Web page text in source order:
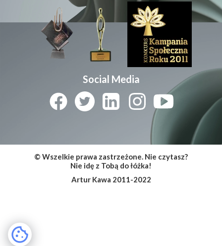
Social Media
© Wszelkie prawa zastrzeżone. Nie czytasz?
Nie idę z Tobą do łóżka!
Artur Kawa 2011-2022